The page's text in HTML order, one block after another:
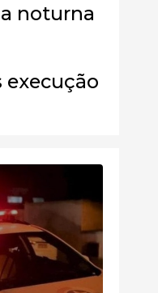
noturna
execução